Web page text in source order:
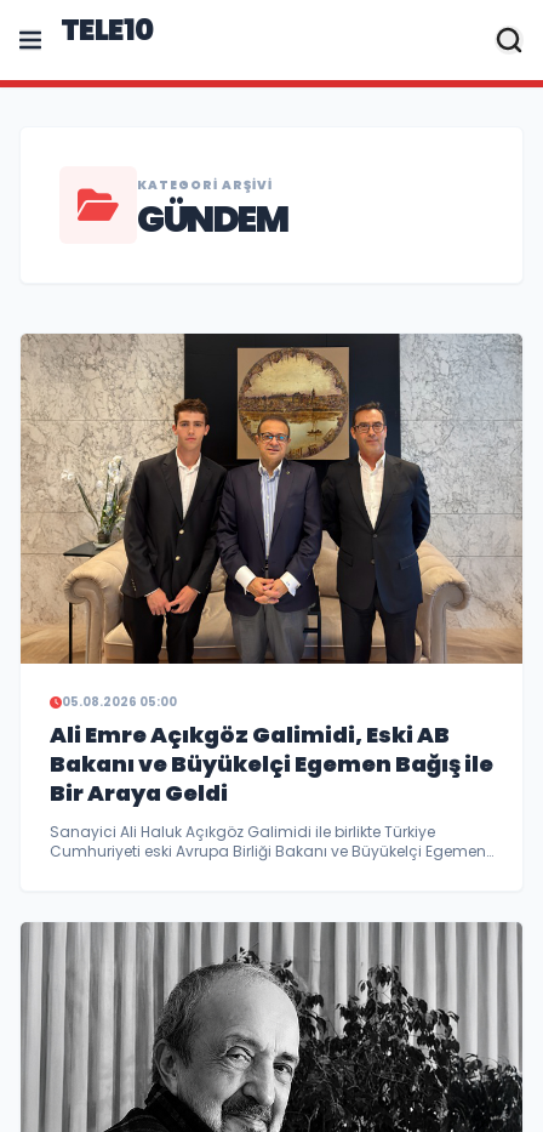
TELE10
KATEGORI ARŞIVI
GÜNDEM
05.08.2026 05:00
Ali Emre Açıkgöz Galimidi, Eski AB
Bakanı ve Büyükelçi Egemen Bağış ile
Bir Araya Geldi
Sanayici Ali Haluk Açıkgöz Galimidi ile birlikte Türkiye
Cumhuriyeti eski Avrupa Birliği Bakanı ve Büyükelçi Egemen
gelişmeler, yatırım fırsatları ve uluslararası iş birlikleri ele
alındı…